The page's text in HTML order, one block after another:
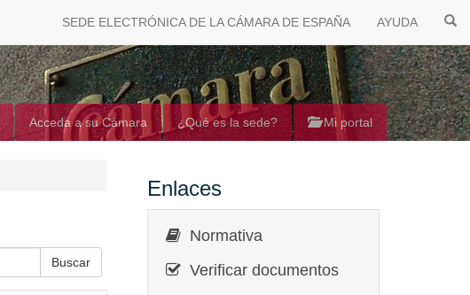
SEDE ELECTRÓNICA DE LA CÁMARA DE ESPAÑA AYUDA
Acceda a su Cámara ¿Qué es la sede? Mi portal
Enlaces
Normativa
Verificar documentos